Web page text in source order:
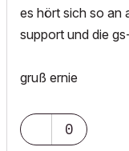
es hört sich so an
support und die
gruß ernie
0